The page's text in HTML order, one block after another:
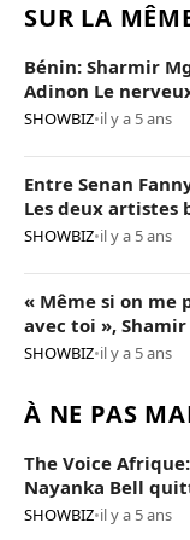
SUR LA
Bénin: Sharmir
Adinon Le
SHOWBIZ•il y a 5 ans
Entre Senan
Les deux artistes
SHOWBIZ•il y a 5 ans
« Même si on me
avec toi »,
SHOWBIZ•il y a 5 ans
À NE PAS
The Voice
Nayanka Bell
SHOWBIZ•il y a 5 ans